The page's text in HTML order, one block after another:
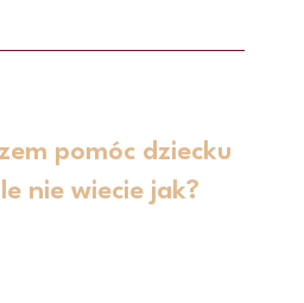
pomóc dziecku
nie wiecie jak?